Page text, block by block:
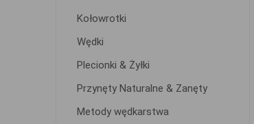
Kołowrotki
Wędki
Plecionki & Żyłki
Przynęty Naturalne & Zanęty
Metody wędkarstwa